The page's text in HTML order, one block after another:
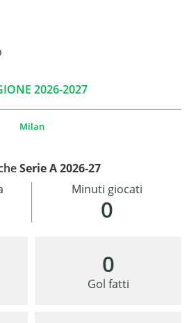
2026-2027
Milan
Serie A 2026-27
0
Minuti giocati
0
Gol fatti